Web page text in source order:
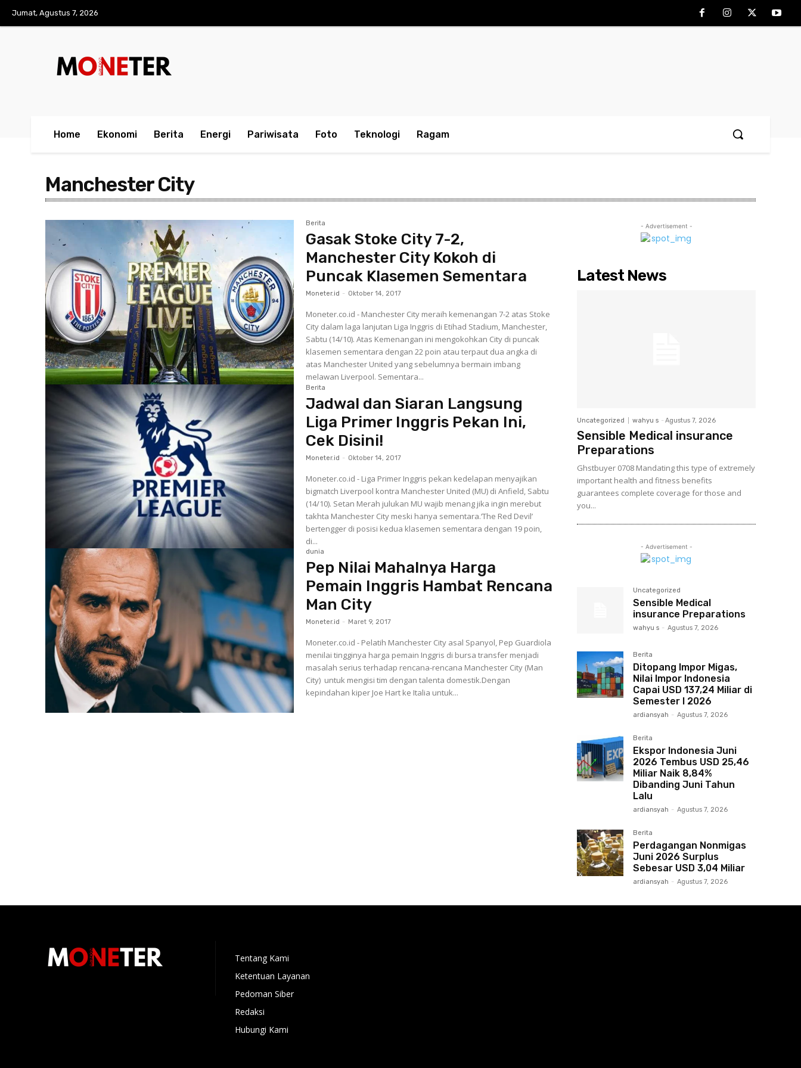
Jumat, Agustus 7, 2026
Home Ekonomi Berita Energi Pariwisata Foto Teknologi Ragam
Manchester City
Berita
Gasak Stoke City 7-2,
Manchester City Kokoh di
Puncak Klasemen Sementara
Moneter.id - Oktober 14, 2017
Moneter.co.id - Manchester City meraih kemenangan 7-2 atas Stoke
City dalam laga lanjutan Liga Inggris di Etihad Stadium, Manchester,
Sabtu (14/10). Atas Kemenangan ini mengokohkan City di puncak
klasemen sementara dengan 22 poin atau terpaut dua angka di
atas Manchester United yang sebelumnya bermain imbang
melawan Liverpool. Sementara...
Berita
Jadwal dan Siaran Langsung
Liga Primer Inggris Pekan Ini,
Cek Disini!
Moneter.id - Oktober 14, 2017
Moneter.co.id - Liga Primer Inggris pekan kedelapan menyajikan
bigmatch Liverpool kontra Manchester United (MU) di Anfield, Sabtu
(14/10). Setan Merah julukan MU wajib menang jika ingin merebut
takhta Manchester City meski hanya sementara.‘The Red Devil’
bertengger di posisi kedua klasemen sementara dengan 19 poin,
di...
dunia
Pep Nilai Mahalnya Harga
Pemain Inggris Hambat Rencana
Man City
Moneter.id - Maret 9, 2017
Moneter.co.id - Pelatih Manchester City asal Spanyol, Pep Guardiola
menilai tingginya harga pemain Inggris di bursa transfer menjadi
masalah serius terhadap rencana-rencana Manchester City (Man
City) untuk mengisi tim dengan talenta domestik.Dengan
kepindahan kiper Joe Hart ke Italia untuk...
- Advertisement -
Latest News
Uncategorized wahyu s - Agustus 7, 2026
Sensible Medical insurance
Preparations
Ghstbuyer 0708 Mandating this type of extremely
important health and fitness benefits
guarantees complete coverage for those and
you...
- Advertisement -
Uncategorized
Sensible Medical
insurance Preparations
wahyu s - Agustus 7, 2026
Berita
Ditopang Impor Migas,
Nilai Impor Indonesia
Capai USD 137,24 Miliar di
Semester I 2026
ardiansyah - Agustus 7, 2026
Berita
Ekspor Indonesia Juni
2026 Tembus USD 25,46
Miliar Naik 8,84%
Dibanding Juni Tahun
Lalu
ardiansyah - Agustus 7, 2026
Berita
Perdagangan Nonmigas
Juni 2026 Surplus
Sebesar USD 3,04 Miliar
ardiansyah - Agustus 7, 2026
Tentang Kami
Ketentuan Layanan
Pedoman Siber
Redaksi
Hubungi Kami